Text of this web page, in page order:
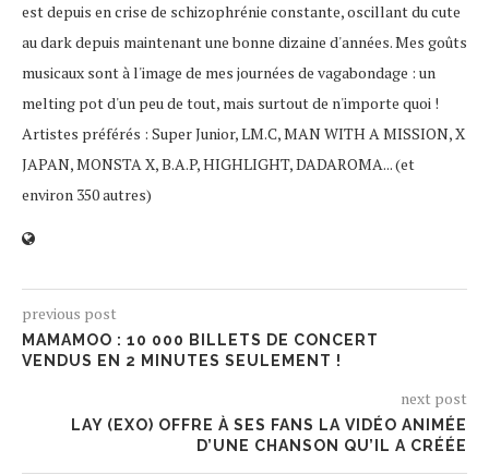
est depuis en crise de schizophrénie constante, oscillant du cute
au dark depuis maintenant une bonne dizaine d'années. Mes goûts
musicaux sont à l'image de mes journées de vagabondage : un
melting pot d'un peu de tout, mais surtout de n'importe quoi !
Artistes préférés : Super Junior, LM.C, MAN WITH A MISSION, X
JAPAN, MONSTA X, B.A.P, HIGHLIGHT, DADAROMA... (et
environ 350 autres)
previous post
MAMAMOO : 10 000 BILLETS DE CONCERT
VENDUS EN 2 MINUTES SEULEMENT !
next post
LAY (EXO) OFFRE À SES FANS LA VIDÉO ANIMÉE
D’UNE CHANSON QU’IL A CRÉÉE